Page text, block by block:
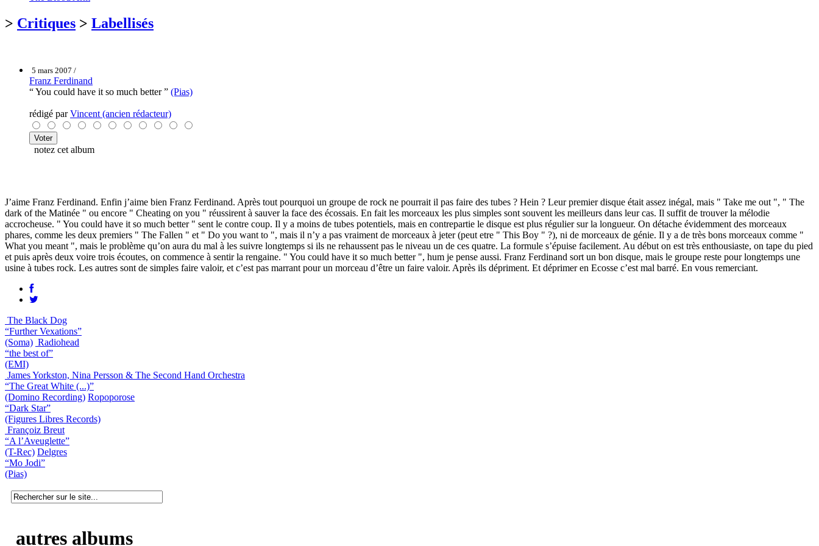
> Critiques > Labellisés
5 mars 2007 /
Franz Ferdinand
“ You could have it so much better ” (Pias)
rédigé parVincent (ancien rédacteur)
notez cet album
J’aime Franz Ferdinand. Enfin j’aime bien Franz Ferdinand. Après tout pourquoi un groupe de rock ne pourrait il pas faire des tubes ? Hein ? Leur premier disque était assez inégal, mais " Take me out ", " The
dark of the Matinée " ou encore " Cheating on you " réussirent à sauver la face des écossais. En fait les morceaux les plus simples sont souvent les meilleurs dans leur cas. Il suffit de trouver la mélodie
accrocheuse. " You could have it so much better " sent le contre coup. Il y a moins de tubes potentiels, mais en contrepartie le disque est plus régulier sur la longueur. On détache évidemment des morceaux
phares, comme les deux premiers " The Fallen " et " Do you want to ", mais il n’y a pas vraiment de morceaux à jeter (peut etre " This Boy " ?), ni de morceaux de génie. Il y a de très bons morceaux comme "
What you meant ", mais le problème qu’on aura du mal à les suivre longtemps si ils ne rehaussent pas le niveau un de ces quatre. La formule s’épuise facilement. Au début on est très enthousiaste, on tape du pied
et puis après deux voire trois écoutes, on commence à sentir la rengaine. " You could have it so much better ", hum je pense aussi. Franz Ferdinand sort un bon disque, mais le groupe reste pour longtemps une
usine à tubes rock. Les autres sont de simples faire valoir, et c’est pas marrant pour un morceau d’être un faire valoir. Après ils dépriment. Et déprimer en Ecosse c’est mal barré. En vous remerciant.
The Black Dog
“Further Vexations”
(Soma) Radiohead
“the best of”
(EMI)
James Yorkston, Nina Persson & The Second Hand Orchestra
“The Great White (...)”
(Domino Recording) Ropoporose
“Dark Star”
(Figures Libres Records)
Françoiz Breut
“A l’Aveuglette”
(T-Rec) Delgres
“Mo Jodi”
(Pias)
autres albums